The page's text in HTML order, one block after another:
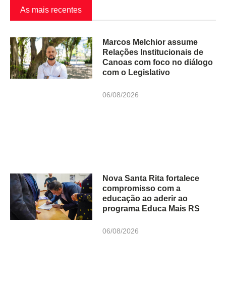
As mais recentes
Marcos Melchior assume
Relações Institucionais de
Canoas com foco no diálogo
com o Legislativo
06/08/2026
Nova Santa Rita fortalece
compromisso com a
educação ao aderir ao
programa Educa Mais RS
06/08/2026